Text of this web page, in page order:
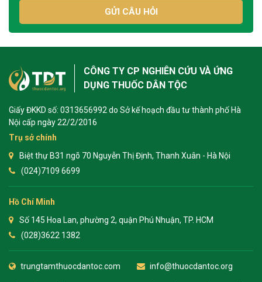
GỬI CÂU HỎI
CÔNG TY CP NGHIÊN CỨU VÀ ỨNG
DỤNG THUỐC DÂN TỘC
Giấy ĐKKD số: 0313656992 do Sở kế hoạch đầu tư thành phố Hà
Nội cấp ngày 22/2/2016
Trụ sở chính
Biệt thự B31 ngõ 70 Nguyễn Thị Định, Thanh Xuân - Hà Nội
(024)7109 6699
Hồ Chí Minh
Số 145 Hoa Lan, phường 2, quận Phú Nhuận, TP. HCM
(028)3622 1382
trungtamthuocdantoc.com info@thuocdantoc.org